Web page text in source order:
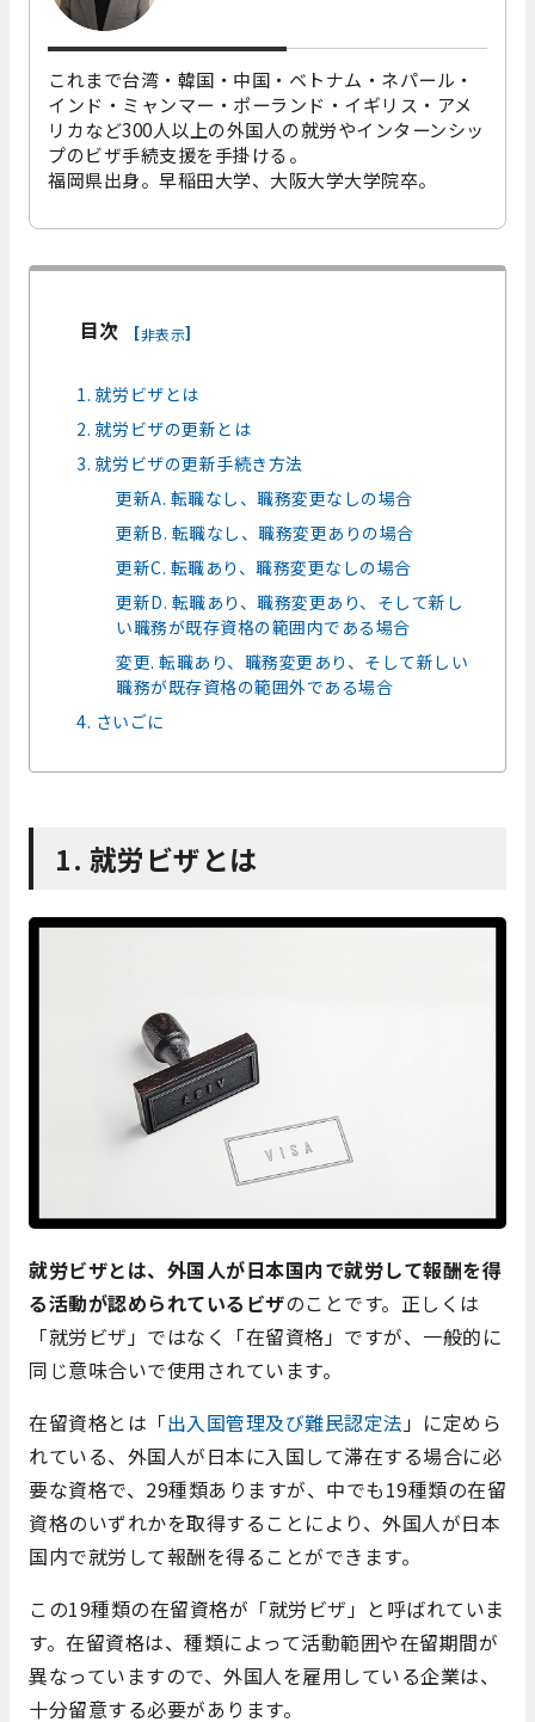
これまで台湾・韓国・中国・ベトナム・ネパール・
インド・ミャンマー・ポーランド・イギリス・アメ
リカなど300人以上の外国人の就労やインターンシッ
プのビザ手続支援を手掛ける。
福岡県出身。早稲田大学、大阪大学大学院卒。
目次 [非表示]
1. 就労ビザとは
2. 就労ビザの更新とは
3. 就労ビザの更新手続き方法
更新A. 転職なし、職務変更なしの場合
更新B. 転職なし、職務変更ありの場合
更新C. 転職あり、職務変更なしの場合
更新D. 転職あり、職務変更あり、そして新し
い職務が既存資格の範囲内である場合
変更. 転職あり、職務変更あり、そして新しい
職務が既存資格の範囲外である場合
4. さいごに
1. 就労ビザとは
就労ビザとは、外国人が日本国内で就労して報酬を得
る活動が認められているビザのことです。正しくは
「就労ビザ」ではなく「在留資格」ですが、一般的に
同じ意味合いで使用されています。
在留資格とは「出入国管理及び難民認定法」に定めら
れている、外国人が日本に入国して滞在する場合に必
要な資格で、29種類ありますが、中でも19種類の在留
資格のいずれかを取得することにより、外国人が日本
国内で就労して報酬を得ることができます。
この19種類の在留資格が「就労ビザ」と呼ばれていま
す。在留資格は、種類によって活動範囲や在留期間が
異なっていますので、外国人を雇用している企業は、
十分留意する必要があります。